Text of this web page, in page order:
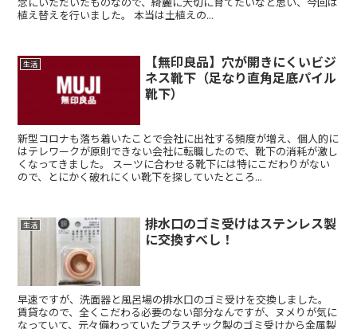
植え替えを行いました。 本当は土植えの...
生活
【無印良品】穴が開きにくいビジ
ネス靴下（足なり直角足底パイル
靴下）
新型コロナも落ち着いたことで会社に出社する頻度が増え、個人的に
はテレワークが原則できない会社に転職したので、靴下の消耗が激し
くなってきました。 スーツに合わせる靴下には特にこだわりがない
ので、とにかく破れにくい靴下を探していたところ...
生活
排水口のゴミ受けはステンレス製
に交換すべし！
早速ですが、洗面器と風呂場の排水口のゴミ受けを交換しました。
賃貸なので、全くこだわる必要のない部分なんですが、ヌメりが気に
なっていて、元々備わっていたプラスチック製のゴミ受けから金属製